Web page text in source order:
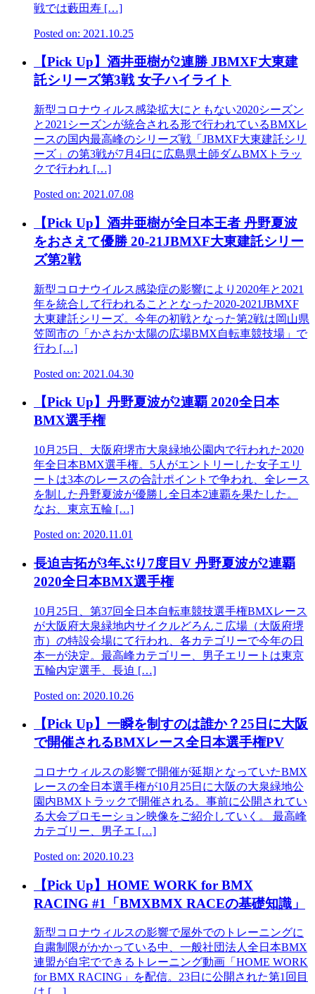
戦では藪田寿 […]
Posted on: 2021.10.25
【Pick Up】酒井亜樹が2連勝 JBMXF大東建
託シリーズ第3戦 女子ハイライト
新型コロナウィルス感染拡大にともない2020シーズン
と2021シーズンが統合される形で行われているBMXレ
ースの国内最高峰のシリーズ戦「JBMXF大東建託シリ
ーズ」の第3戦が7月4日に広島県土師ダムBMXトラッ
クで行われ […]
Posted on: 2021.07.08
【Pick Up】酒井亜樹が全日本王者 丹野夏波
をおさえて優勝 20-21JBMXF大東建託シリー
ズ第2戦
新型コロナウイルス感染症の影響により2020年と2021
年を統合して行われることとなった2020-2021JBMXF
大東建託シリーズ。今年の初戦となった第2戦は岡山県
笠岡市の「かさおか太陽の広場BMX自転車競技場」で
行わ […]
Posted on: 2021.04.30
【Pick Up】丹野夏波が2連覇 2020全日本
BMX選手権
10月25日、大阪府堺市大泉緑地公園内で行われた2020
年全日本BMX選手権。5人がエントリーした女子エリ
ートは3本のレースの合計ポイントで争われ、全レース
を制した丹野夏波が優勝し全日本2連覇を果たした。
なお、東京五輪 […]
Posted on: 2020.11.01
長迫吉拓が3年ぶり7度目V 丹野夏波が2連覇
2020全日本BMX選手権
10月25日、第37回全日本自転車競技選手権BMXレース
が大阪府大泉緑地内サイクルどろんこ広場（大阪府堺
市）の特設会場にて行われ、各カテゴリーで今年の日
本一が決定。最高峰カテゴリー、男子エリートは東京
五輪内定選手、長迫 […]
Posted on: 2020.10.26
【Pick Up】一瞬を制すのは誰か？25日に大阪
で開催されるBMXレース全日本選手権PV
コロナウィルスの影響で開催が延期となっていたBMX
レースの全日本選手権が10月25日に大阪の大泉緑地公
園内BMXトラックで開催される。事前に公開されてい
る大会プロモーション映像をご紹介していく。 最高峰
カテゴリー、男子エ […]
Posted on: 2020.10.23
【Pick Up】HOME WORK for BMX
RACING #1「BMXBMX RACEの基礎知識」
新型コロナウィルスの影響で屋外でのトレーニングに
自粛制限がかかっている中、一般社団法人全日本BMX
連盟が自宅でできるトレーニング動画「HOME WORK
for BMX RACING」を配信。23日に公開された第1回目